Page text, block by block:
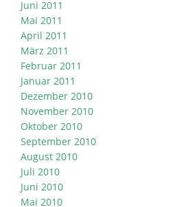
Juni 2011
Mai 2011
April 2011
März 2011
Februar 2011
Januar 2011
Dezember 2010
November 2010
Oktober 2010
September 2010
August 2010
Juli 2010
Juni 2010
Mai 2010